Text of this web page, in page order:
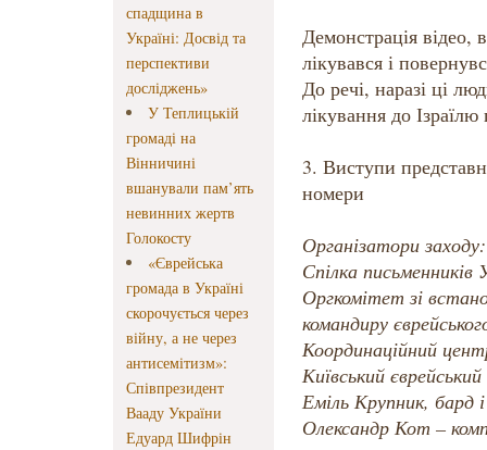
спадщина в
Україні: Досвід та
перспективи
досліджень»
У Теплицькій
громаді на
Вінничині
вшанували пам’ять
невинних жертв
Голокосту
«Єврейська
громада в Україні
скорочується через
війну, а не через
антисемітизм»:
Співпрезидент
Вааду України
Едуард Шифрін
Демонстрація відео,
лікувався і
До речі, наразі ці
лікування до
3. Виступи
номери
Організатори заходу:
Спілка письменників
Оргкомітет зі
командиру
Координаційний
Київський
Еміль Крупник, бард
Олександр Кот –